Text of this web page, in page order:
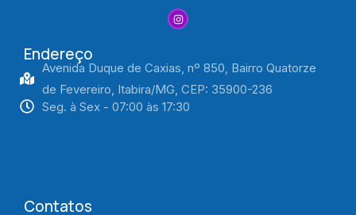
Endereço
Avenida Duque de Caxias, nº 850, Bairro Quatorze
de Fevereiro, Itabira/MG, CEP: 35900-236
Seg. à Sex - 07:00 às 17:30
Contatos